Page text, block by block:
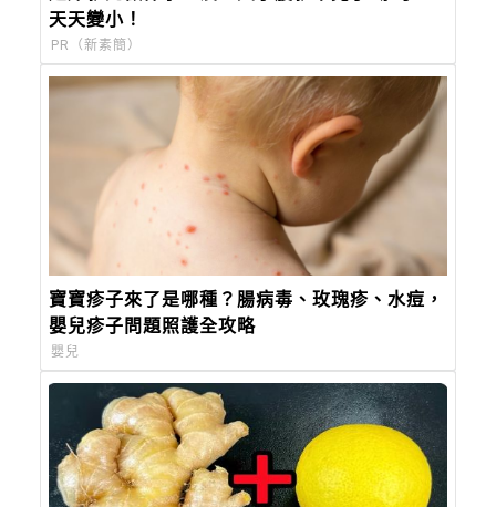
天天變小！
PR（新素簡）
寶寶疹子來了是哪種？腸病毒、玫瑰疹、水痘，
嬰兒疹子問題照護全攻略
嬰兒